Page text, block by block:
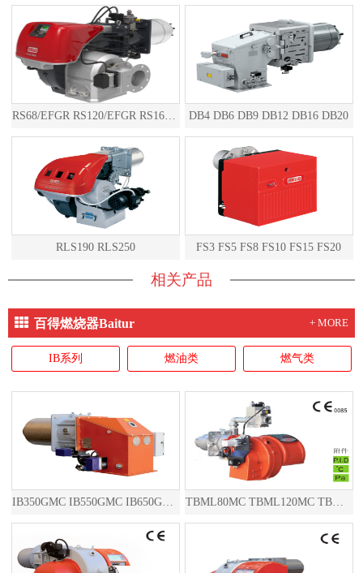
DB4 DB6 DB9 DB12 DB16 DB20
RLS190 RLS250 FS3 FS5 FS8 FS10 FS15 FS20
相关产品
百得燃烧器Baitur + MORE
IB系列 燃油类 燃气类